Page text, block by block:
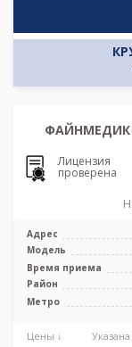
ФАЙНМЕДИК
Лицензия
проверена
Адрес
Модель
Время приема
Район
Метро
Цены ↓